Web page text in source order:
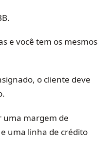
e você tem os mesmos
o cliente deve
uma margem de
uma linha de crédito